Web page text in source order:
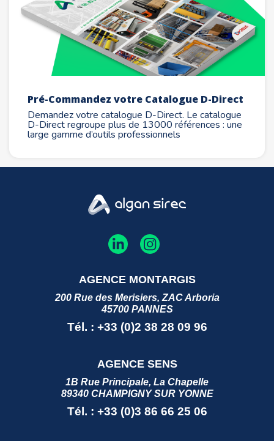
Pré-Commandez votre Catalogue D-Direct
Demandez votre catalogue D-Direct. Le catalogue
D-Direct regroupe plus de 13000 références : une
large gamme d’outils professionnels
AGENCE MONTARGIS
200 Rue des Merisiers, ZAC Arboria
45700 PANNES
Tél. : +33 (0)2 38 28 09 96
AGENCE SENS
1B Rue Principale, La Chapelle
89340 CHAMPIGNY SUR YONNE
Tél. : +33 (0)3 86 66 25 06